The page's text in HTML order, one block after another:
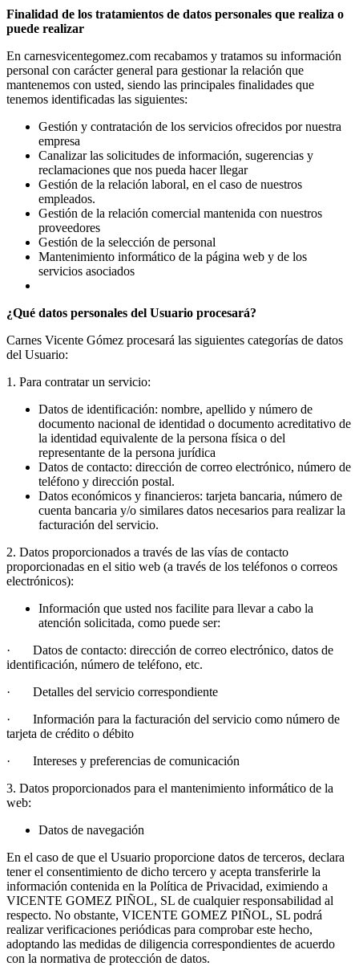
Finalidad de los tratamientos de datos personales que realiza o
puede realizar
En carnesvicentegomez.com recabamos y tratamos su información
personal con carácter general para gestionar la relación que
mantenemos con usted, siendo las principales finalidades que
tenemos identificadas las siguientes:
Gestión y contratación de los servicios ofrecidos por nuestra
empresa
Canalizar las solicitudes de información, sugerencias y
reclamaciones que nos pueda hacer llegar
Gestión de la relación laboral, en el caso de nuestros
empleados.
Gestión de la relación comercial mantenida con nuestros
proveedores
Gestión de la selección de personal
Mantenimiento informático de la página web y de los
servicios asociados
¿Qué datos personales del Usuario procesará?
Carnes Vicente Gómez procesará las siguientes categorías de datos
del Usuario:
1. Para contratar un servicio:
Datos de identificación: nombre, apellido y número de
documento nacional de identidad o documento acreditativo de
la identidad equivalente de la persona física o del
representante de la persona jurídica
Datos de contacto: dirección de correo electrónico, número de
teléfono y dirección postal.
Datos económicos y financieros: tarjeta bancaria, número de
cuenta bancaria y/o similares datos necesarios para realizar la
facturación del servicio.
2. Datos proporcionados a través de las vías de contacto
proporcionadas en el sitio web (a través de los teléfonos o correos
electrónicos):
Información que usted nos facilite para llevar a cabo la
atención solicitada, como puede ser:
· Datos de contacto: dirección de correo electrónico, datos de
identificación, número de teléfono, etc.
· Detalles del servicio correspondiente
· Información para la facturación del servicio como número de
tarjeta de crédito o débito
· Intereses y preferencias de comunicación
3. Datos proporcionados para el mantenimiento informático de la
web:
Datos de navegación
En el caso de que el Usuario proporcione datos de terceros, declara
tener el consentimiento de dicho tercero y acepta transferirle la
información contenida en la Política de Privacidad, eximiendo a
VICENTE GOMEZ PIÑOL, SL de cualquier responsabilidad al
respecto. No obstante, VICENTE GOMEZ PIÑOL, SL podrá
realizar verificaciones periódicas para comprobar este hecho,
adoptando las medidas de diligencia correspondientes de acuerdo
con la normativa de protección de datos.